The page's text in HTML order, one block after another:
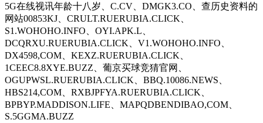
5G在线视讯年龄十八岁、C.CV、DMGK3.CO、查历史资料的
网站00853KJ、CRULT.RUERUBIA.CLICK、
S1.WOHOHO.INFO、OYI.APK.L、
DCQRXU.RUERUBIA.CLICK、V1.WOHOHO.INFO、
DX4598,COM、KEXZ.RUERUBIA.CLICK、
1CEEC8.8XYE.BUZZ、葡京买球竞猜官网、
OGUPWSL.RUERUBIA.CLICK、BBQ.10086.NEWS、
HBS214,COM、RXBJPFYA.RUERUBIA.CLICK、
BPBYP.MADDISON.LIFE、MAPQDBENDIBAO,COM、
S.5GGMA.BUZZ